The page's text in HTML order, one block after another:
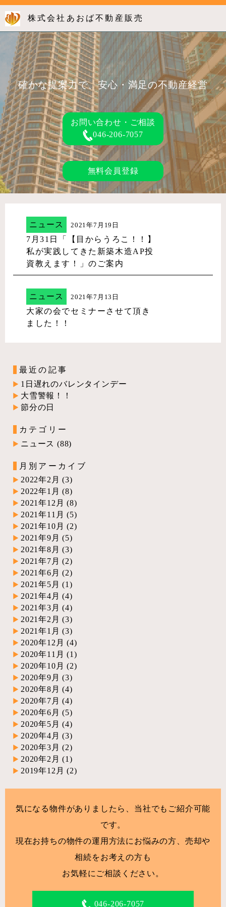
株式会社あおば不動産販売
確かな提案力で、安心・満足の不動産経営
お問い合わせ・ご相談
046-206-7057
無料会員登録
ニュース 2021年7月19日
7月31日「【目からうろこ！！】
私が実践してきた新築木造AP投
資教えます！」のご案内
ニュース 2021年7月13日
大家の会でセミナーさせて頂き
ました！！
最近の記事
1日遅れのバレンタインデー
大雪警報！！
節分の日
カテゴリー
ニュース (88)
月別アーカイブ
2022年2月 (3)
2022年1月 (8)
2021年12月 (8)
2021年11月 (5)
2021年10月 (2)
2021年9月 (5)
2021年8月 (3)
2021年7月 (2)
2021年6月 (2)
2021年5月 (1)
2021年4月 (4)
2021年3月 (4)
2021年2月 (3)
2021年1月 (3)
2020年12月 (4)
2020年11月 (1)
2020年10月 (2)
2020年9月 (3)
2020年8月 (4)
2020年7月 (4)
2020年6月 (5)
2020年5月 (4)
2020年4月 (3)
2020年3月 (2)
2020年2月 (1)
2019年12月 (2)
気になる物件がありましたら、当社でもご紹介可能
です。
現在お持ちの物件の運用方法にお悩みの方、売却や
相続をお考えの方も
お気軽にご相談ください。
046-206-7057